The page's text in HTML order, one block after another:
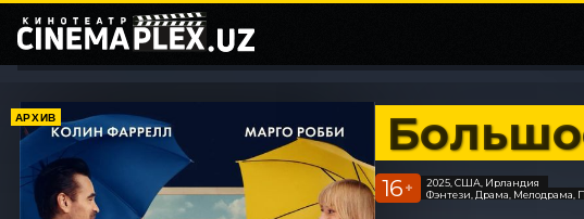
АРХИВ
16 +
2025, США, Ирландия
Фэнтези, Драма, Мелодрама,